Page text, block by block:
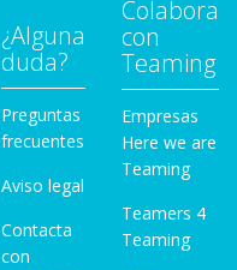
¿Alguna
duda?
Preguntas
frecuentes
Aviso legal
Contacta
con
Colabora
con
Teaming
Empresas
Here we are
Teaming
Teamers 4
Teaming